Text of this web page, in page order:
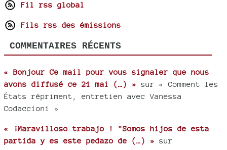
Fil rss global
Fils rss des émissions
COMMENTAIRES RÉCENTS
« Bonjour Ce mail pour vous signaler que nous
avons diffusé ce 21 mai (…) » sur « Comment les
États répriment, entretien avec Vanessa
Codaccioni »
« ¡Maravilloso trabajo ! "Somos hijos de esta
partida y es este pedazo de (…) » sur